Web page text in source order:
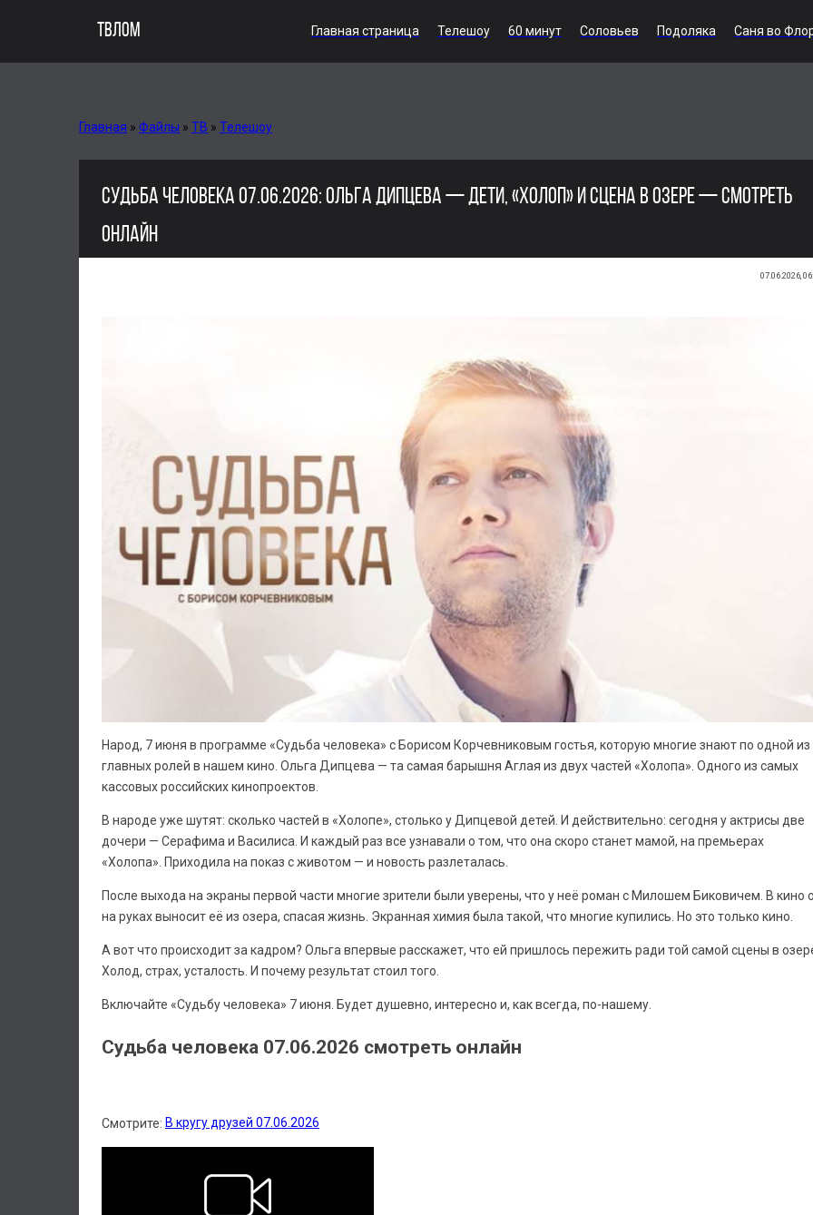
ТВЛОМ Главная страница Телешоу 60 минут Соловьев Подоляка Саня во
Главная » Файлы » ТВ » Телешоу
СУДЬБА ЧЕЛОВЕКА 07.06.2026: ОЛЬГА ДИПЦЕВА — ДЕТИ, «ХОЛОП» И СЦЕНА В ОЗЕРЕ — СМОТРЕТЬ
ОНЛАЙН
07.06.2026,
Народ, 7 июня в программе «Судьба человека» с Борисом Корчевниковым гостья, которую многие знают по одной из
главных ролей в нашем кино. Ольга Дипцева — та самая барышня Аглая из двух частей «Холопа». Одного из самых
кассовых российских кинопроектов.
В народе уже шутят: сколько частей в «Холопе», столько у Дипцевой детей. И действительно: сегодня у актрисы две
дочери — Серафима и Василиса. И каждый раз все узнавали о том, что она скоро станет мамой, на премьерах
«Холопа». Приходила на показ с животом — и новость разлеталась.
После выхода на экраны первой части многие зрители были уверены, что у неё роман с Милошем Биковичем. В кино
на руках выносит её из озера, спасая жизнь. Экранная химия была такой, что многие купились. Но это только кино.
А вот что происходит за кадром? Ольга впервые расскажет, что ей пришлось пережить ради той самой сцены в
Холод, страх, усталость. И почему результат стоил того.
Включайте «Судьбу человека» 7 июня. Будет душевно, интересно и, как всегда, по-нашему.
Судьба человека 07.06.2026 смотреть онлайн
Смотрите: В кругу друзей 07.06.2026